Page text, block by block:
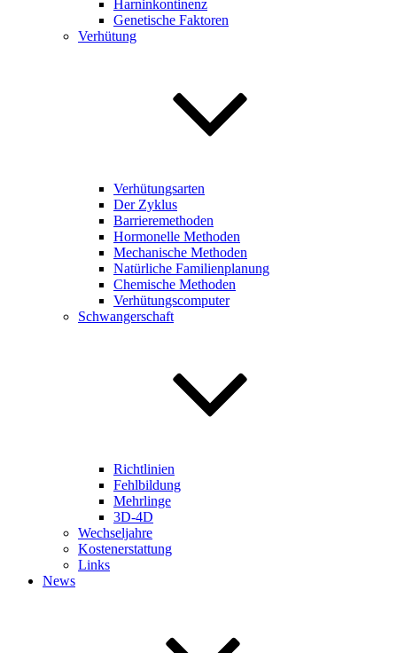
Harninkontinenz
Genetische Faktoren
Verhütung
Verhütungsarten
Der Zyklus
Barrieremethoden
Hormonelle Methoden
Mechanische Methoden
Natürliche Familienplanung
Chemische Methoden
Verhütungscomputer
Schwangerschaft
Richtlinien
Fehlbildung
Mehrlinge
3D-4D
Wechseljahre
Kostenerstattung
Links
News